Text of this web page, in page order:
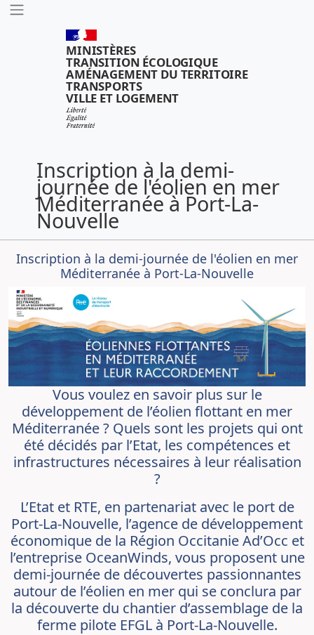
Aller
questionnaire
Outils
MINISTÈRES
TRANSITION ÉCOLOGIQUE
AMÉNAGEMENT DU TERRITOIRE
TRANSPORTS
VILLE ET LOGEMENT
Inscription à la demi-
journée de l'éolien en mer
Méditerranée à Port-La-
Nouvelle
Inscription à la demi-journée de l'éolien en mer
Méditerranée à Port-La-Nouvelle
Vous voulez en savoir plus sur le
développement de l’éolien flottant en mer
Méditerranée ? Quels sont les projets qui ont
été décidés par l’Etat, les compétences et
infrastructures nécessaires à leur réalisation
?
L’Etat et RTE, en partenariat avec le port de
Port-La-Nouvelle, l’agence de développement
économique de la Région Occitanie Ad’Occ et
l’entreprise OceanWinds, vous proposent une
demi-journée de découvertes passionnantes
autour de l’éolien en mer qui se conclura par
la découverte du chantier d’assemblage de la
ferme pilote EFGL à Port-La-Nouvelle.